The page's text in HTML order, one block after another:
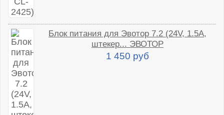
Блок питания для Эвотор 7.2 (24V, 1.5A,
штекер... ЭВОТОР
1 450 руб